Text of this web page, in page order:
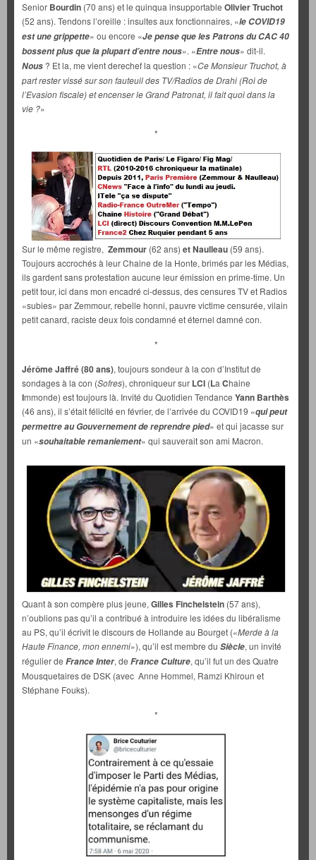
Senior Bourdin (70 ans) et le quinqua insupportable Olivier Truchot
(52 ans). Tendons l’oreille : insultes aux fonctionnaires, «le COVID19
est une grippette» ou encore «Je pense que les Patrons du CAC 40
bossent plus que la plupart d’entre nous». «Entre nous» dit-il.
Nous ? Et la, me vient derechef la question : «Ce Monsieur Truchot, à
part rester vissé sur son fauteuil des TV/Radios de Drahi (Roi de
l’Evasion fiscale) et encenser le Grand Patronat, il fait quoi dans la
vie ?»
*
Sur le même registre, Zemmour (62 ans) et Naulleau (59 ans).
Toujours accrochés à leur Chaine de la Honte, brimés par les Médias,
ils gardent sans protestation aucune leur émission en prime-time. Un
petit tour, ici dans mon encadré ci-dessus, des censures TV et Radios
«subies» par Zemmour, rebelle honni, pauvre victime censurée, vilain
petit canard, raciste deux fois condamné et éternel damné con.
*
Jérôme Jaffré (80 ans), toujours sondeur à la con d’Institut de
sondages à la con (Sofres), chroniqueur sur LCI (La Chaine
Immonde) est toujours là. Invité du Quotidien Tendance Yann Barthès
(46 ans), il s’était félicité en février, de l’arrivée du COVID19 «qui peut
permettre au Gouvernement de reprendre pied» et qui jacasse sur
un «souhaitable remaniement» qui sauverait son ami Macron.
Quant à son compère plus jeune, Gilles Finchelstein (57 ans),
n’oublions pas qu’il a contribué à introduire les idées du libéralisme
au PS, qu’il écrivit le discours de Hollande au Bourget («Merde à la
Haute Finance, mon ennemi»), qu’il est membre du Siècle, un invité
régulier de France Inter, de France Culture, qu’il fut un des Quatre
Mousquetaires de DSK (avec Anne Hommel, Ramzi Khiroun et
Stéphane Fouks).
*